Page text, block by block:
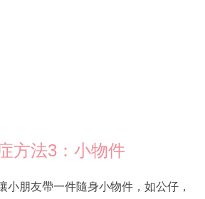
方法3：小物件
小朋友帶一件隨身小物件，如公仔，